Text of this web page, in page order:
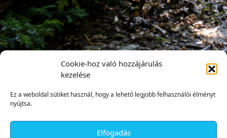
Cookie-hoz való hozzájárulás
kezelése
Ez a weboldal sütiket használ, hogy a lehető legjobb felhasználói élményt
nyújtsa.
Elfogadás